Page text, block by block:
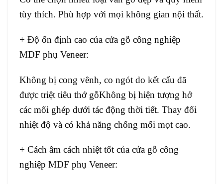
tùy thích. Phù hợp với mọi không gian nội thất.
+ Độ ổn định cao của cửa gỗ công nghiệp
MDF phụ Veneer:
Không bị cong vênh, co ngót do kết cấu đã
được triệt tiêu thớ gỗKhông bị hiện tượng hở
các mối ghép dưới tác động thời tiết. Thay đổi
nhiệt độ và có khả năng chống mối mọt cao.
+ Cách âm cách nhiệt tốt của cửa gỗ công
nghiệp MDF phụ Veneer: